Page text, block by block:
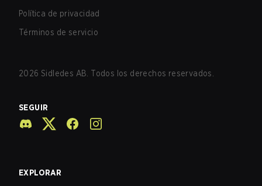
Política de privacidad
Términos de servicio
2026 Sidledes AB. Todos los derechos reservados.
SEGUIR
EXPLORAR